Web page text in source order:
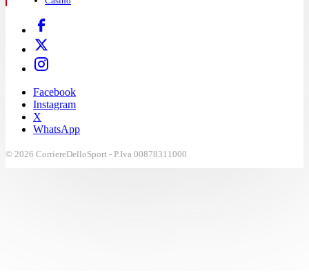
Facebook
Instagram
X
WhatsApp
© 2026 CorriereDelloSport - P.Iva 00878311000